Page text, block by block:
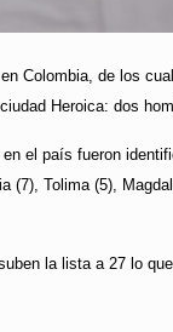
Colombia, de los
Heroica: dos
el país fueron
(7), Tolima (5),
la lista a 27 lo